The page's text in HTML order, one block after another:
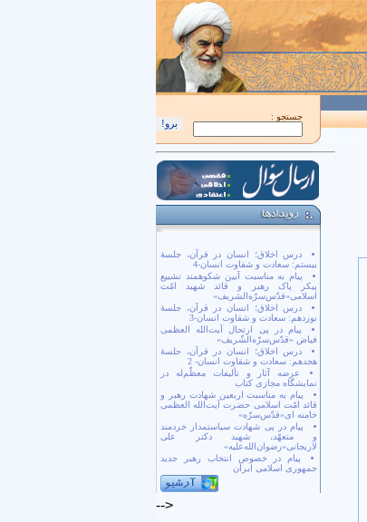
جستجو :
درس اخلاق؛ انسان در قرآن، جلسۀ
بیستم: سعادت و شقاوت انسان-4
پیام به مناسبت آیین شکوهمند تشییع
پیکر پاک رهبر و قائد شهید امّت
اسلامی«قدّس‌سرّه‌الشریف»
درس اخلاق؛ انسان در قرآن، جلسۀ
نوزدهم: سعادت و شقاوت انسان-3
پیام در پی ارتحال آیت‌الله العظمی
فیاض «قدّس‌سرّه‌الشّریف»
درس اخلاق؛ انسان در قرآن، جلسۀ
هجدهم: سعادت و شقاوت انسان- 2
عرضه آثار و تألیفات معظّم‌له در
نمایشگاه مجازی کتاب
پیام به مناسبت اربعین شهادت رهبر و
قائد امّت اسلامی حضرت آیت‌الله العظمی
خامنه ای«قدّس‌سرّه»
پیام در پی شهادت سیاستمدار خردمند
و متعهّد، شهید دکتر علی
لاریجانی«رضوان‌الله‌علیه»
پیام در خصوص انتخاب رهبر جدید
جمهوری اسلامی ایران
-->